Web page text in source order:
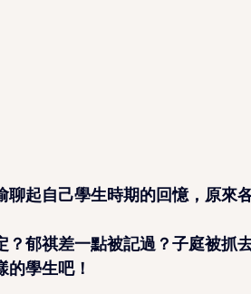
聊起自己學生時期的回憶，原來
郁祺差一點被記過？子庭被抓
學生吧！